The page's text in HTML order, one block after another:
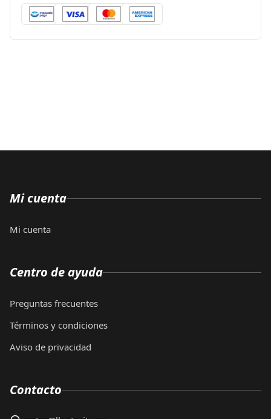
Mi cuenta
Mi cuenta
Centro de ayuda
Preguntas frecuentes
Términos y condiciones
Aviso de privacidad
Contacto